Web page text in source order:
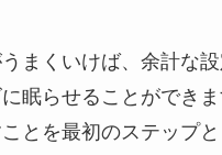
まくいけば、余計な
眠らせることができ
とを最初のステップ